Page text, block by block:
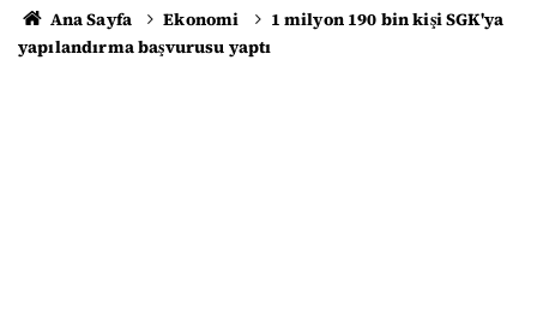
Ana Sayfa Ekonomi
1 milyon 190 bin kişi SGK'ya
yapılandırma başvurusu yaptı